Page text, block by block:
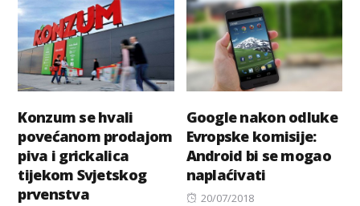
Konzum se hvali
povećanom prodajom
piva i grickalica
tijekom Svjetskog
prvenstva
Google nakon odluke
Evropske komisije:
Android bi se mogao
naplaćivati
Posted
20/07/2018